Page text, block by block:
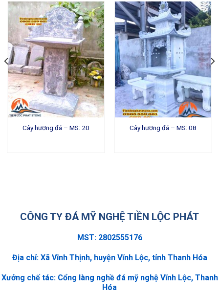
Cây hương đá – MS: 20 Cây hương đá – MS: 08
CÔNG TY ĐÁ MỸ NGHỆ TIỀN LỘC PHÁT
MST: 2802555176
Địa chỉ: Xã Vĩnh Thịnh, huyện Vĩnh Lộc, tỉnh Thanh Hóa
Xưởng chế tác: Cổng làng nghề đá mỹ nghệ Vĩnh Lộc, Thanh
Hóa